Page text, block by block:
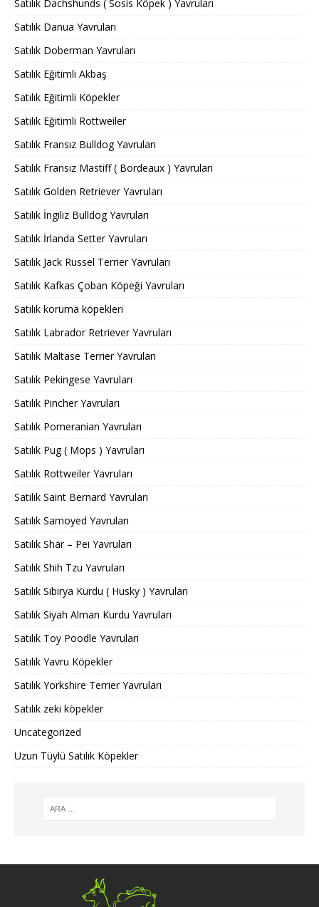
Satılık Dachshunds ( Sosis Köpek ) Yavruları
Satılık Danua Yavruları
Satılık Doberman Yavruları
Satılık Eğitimli Akbaş
Satılık Eğitimli Köpekler
Satılık Eğitimli Rottweiler
Satılık Fransız Bulldog Yavruları
Satılık Fransız Mastiff ( Bordeaux ) Yavruları
Satılık Golden Retriever Yavruları
Satılık İngiliz Bulldog Yavruları
Satılık İrlanda Setter Yavruları
Satılık Jack Russel Terrier Yavruları
Satılık Kafkas Çoban Köpeği Yavruları
Satılık koruma köpekleri
Satılık Labrador Retriever Yavruları
Satılık Maltase Terrier Yavruları
Satılık Pekingese Yavruları
Satılık Pincher Yavruları
Satılık Pomeranian Yavruları
Satılık Pug ( Mops ) Yavruları
Satılık Rottweiler Yavruları
Satılık Saint Bernard Yavruları
Satılık Samoyed Yavruları
Satılık Shar – Pei Yavruları
Satılık Shih Tzu Yavruları
Satılık Sibirya Kurdu ( Husky ) Yavruları
Satılık Siyah Alman Kurdu Yavruları
Satılık Toy Poodle Yavruları
Satılık Yavru Köpekler
Satılık Yorkshire Terrier Yavruları
Satılık zeki köpekler
Uncategorized
Uzun Tüylü Satılık Köpekler